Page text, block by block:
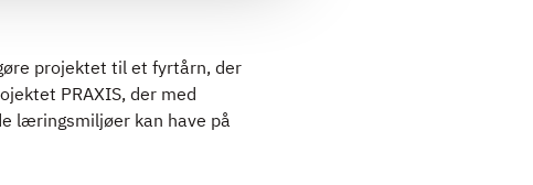
projektet til et fyrtårn, der
PRAXIS, der med
læringsmiljøer kan have på